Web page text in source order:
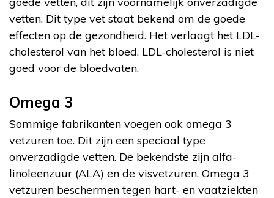
vetten. Dit type vet staat bekend om de goede
effecten op de gezondheid. Het verlaagt het LDL-
cholesterol van het bloed. LDL-cholesterol is niet
goed voor de bloedvaten.
Omega 3
Sommige fabrikanten voegen ook omega 3
vetzuren toe. Dit zijn een speciaal type
onverzadigde vetten. De bekendste zijn alfa-
linoleenzuur (ALA) en de visvetzuren. Omega 3
vetzuren beschermen tegen hart- en vaatziekten